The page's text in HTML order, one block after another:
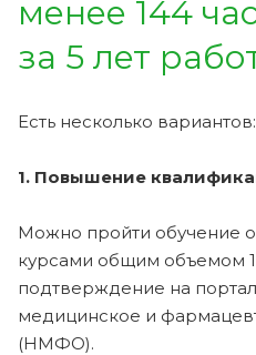
менее 144
за 5 лет
Есть несколько вариантов:
1. Повышение
Можно пройти обучение
курсами общим объемом
подтверждение на
медицинское и
(НМФО).